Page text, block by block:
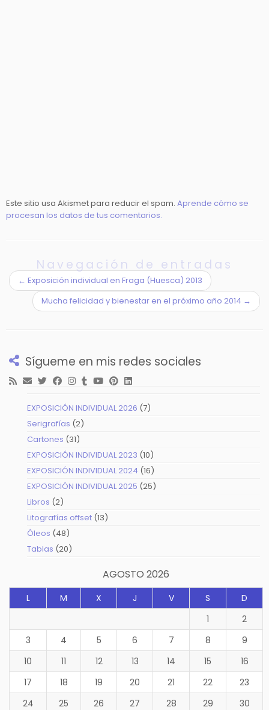
Este sitio usa Akismet para reducir el spam. Aprende cómo se
procesan los datos de tus comentarios.
Navegación de entradas
← Exposición individual en Fraga (Huesca) 2013
Mucha felicidad y bienestar en el próximo año 2014 →
Sígueme en mis redes sociales
EXPOSICIÓN INDIVIDUAL 2026 77
Serigrafías 22
Cartones 3131
productos
EXPOSICIÓN INDIVIDUAL 2023 1010
productos
EXPOSICIÓN INDIVIDUAL 2024 1616
productos
EXPOSICIÓN INDIVIDUAL 2025 2525
Libros 22
productos
Litografías offset 1313
Óleos 4848
productos
Tablas 2020
AGOSTO 2026
L M X J V S
D
1
2
3
4 5 6 7 8
9
10
11 12 13 14 15
16
17
18 19 20 21 22
23
24
25 26 27 28 29
30